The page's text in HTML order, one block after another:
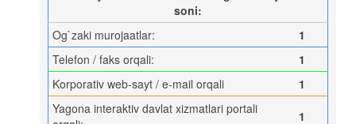
soni:
Og`zaki murojaatlar:
1
Telefon / faks orqali:
1
Korporativ web-sayt / e-mail orqali
1
Yagona interaktiv davlat xizmatlari portali
1